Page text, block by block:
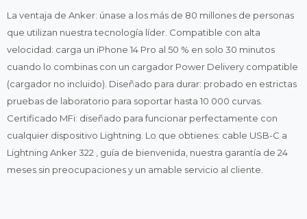
La ventaja de Anker: únase a los más de 80 millones de personas
que utilizan nuestra tecnología líder. Compatible con alta
velocidad: carga un iPhone 14 Pro al 50 % en solo 30 minutos
cuando lo combinas con un cargador Power Delivery compatible
(cargador no incluido). Diseñado para durar: probado en estrictas
pruebas de laboratorio para soportar hasta 10 000 curvas.
Certificado MFi: diseñado para funcionar perfectamente con
cualquier dispositivo Lightning. Lo que obtienes: cable USB-C a
Lightning Anker 322 , guía de bienvenida, nuestra garantía de 24
meses sin preocupaciones y un amable servicio al cliente.